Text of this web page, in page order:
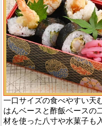
一口サイズの食べやすい天
はんベースと酢飯ベースの
材を使った八寸や水菓子も